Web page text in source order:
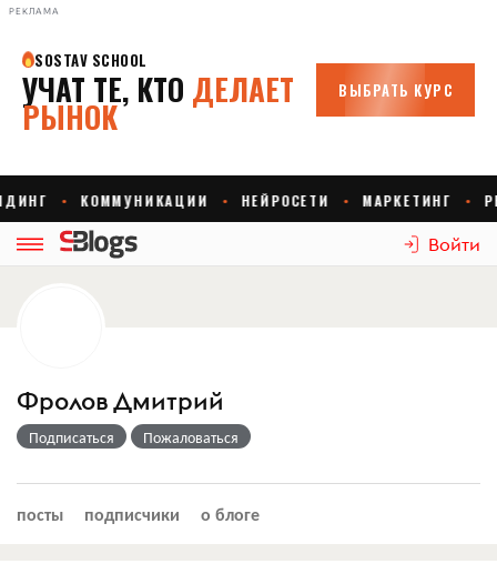
РЕКЛАМА
Войти
Фролов Дмитрий
Подписаться Пожаловаться
посты подписчики о блоге